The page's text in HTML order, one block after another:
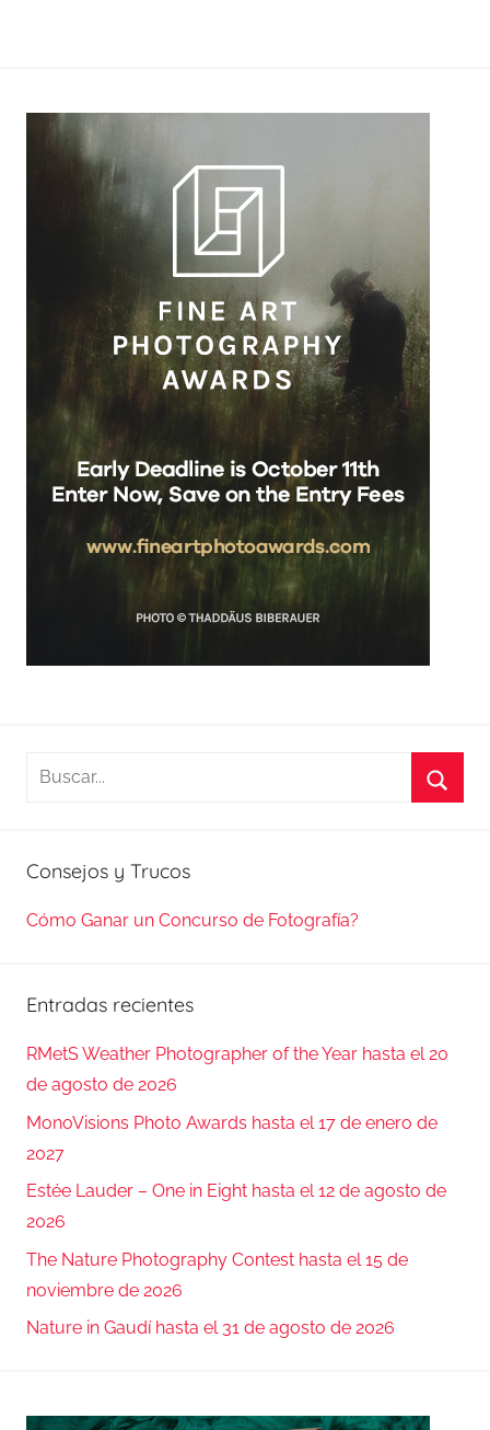
Buscar:
Consejos y Trucos
Cómo Ganar un Concurso de Fotografía?
Entradas recientes
RMetS Weather Photographer of the Year hasta el 20
de agosto de 2026
MonoVisions Photo Awards hasta el 17 de enero de
2027
Estée Lauder – One in Eight hasta el 12 de agosto de
2026
The Nature Photography Contest hasta el 15 de
noviembre de 2026
Nature in Gaudí hasta el 31 de agosto de 2026